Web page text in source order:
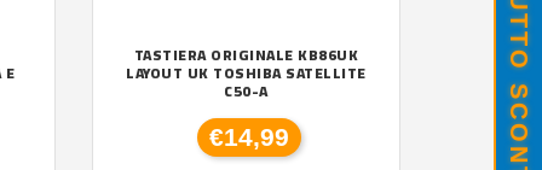
E
TASTIERA ORIGINALE KB86UK
LAYOUT UK TOSHIBA SATELLITE
C50-A
€14,99